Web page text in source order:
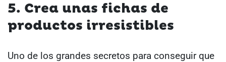
5. Crea unas fichas de
productos irresistibles
Uno de los grandes secretos para conseguir que